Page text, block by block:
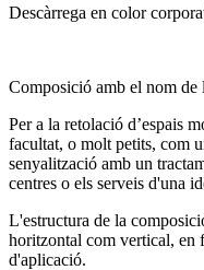
Descàrrega en color
Composició amb el nom de
Per a la retolació d’espais
facultat, o molt petits, com
senyalització amb un
centres o els serveis d'una
L'estructura de la
horitzontal com vertical, en
d'aplicació.